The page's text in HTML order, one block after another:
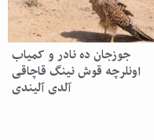
جوزجان ده نادر و کمیاب
اونلرچه قوش نینگ قاچاقی
آلدی آلیندی